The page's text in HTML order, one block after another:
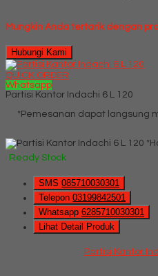
Mungkin Anda tertarik dengan
Hubungi Kami
QUICK ORDER
Whatsapp
Partisi Kantor Indachi 6 L 120
*Pemesanan dapat langsung
Ready Stock
SMS 085710030301
Telepon 03199842501
Whatsapp 6285710030301
Lihat Detail Produk
Partisi Kantor